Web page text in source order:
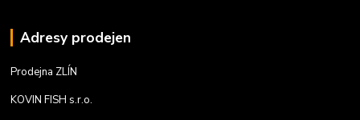
Adresy prodejen
Prodejna ZLÍN
KOVIN FISH s.r.o.